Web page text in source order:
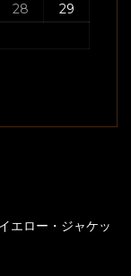
28
29
エロー・ジャケッ